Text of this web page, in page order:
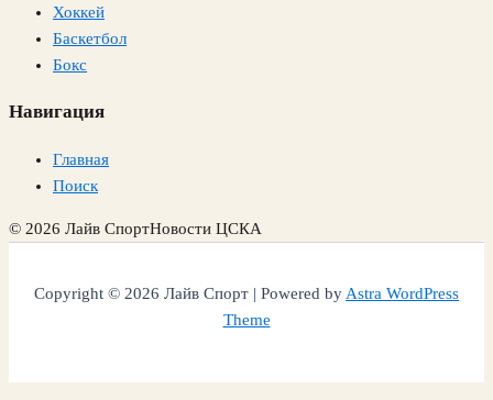
Хоккей
Баскетбол
Бокс
Навигация
Главная
Поиск
© 2026 Лайв СпортНовости ЦСКА
Copyright © 2026 Лайв Спорт | Powered byAstra WordPress
Theme